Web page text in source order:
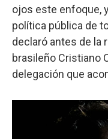
ojos este enfoque,
política pública de
declaró antes de la
brasileño Cristiano
delegación que